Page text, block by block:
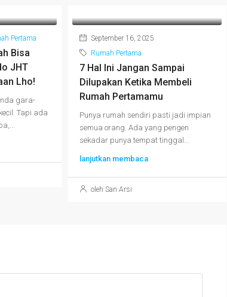
Pertama
Bisa
JHT
Lho!
gara-
Tapi ada
September 16, 2025
Rumah Pertama
7 Hal Ini Jangan Sampai
Dilupakan Ketika Membeli
Rumah Pertamamu
Punya rumah sendiri pasti jadi impian
semua orang. Ada yang pengen
sekadar punya tempat tinggal...
lanjutkan membaca
oleh San Arsi